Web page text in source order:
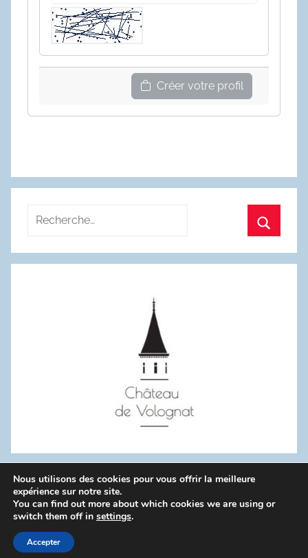
Créer votre profil
Recherche
:
WordPress Theme: Donovan by ThemeZee.
Politique de confidentialité
Nous utilisons des cookies pour vous offrir la meilleure
expérience sur notre site.
You can find out more about which cookies we are using or
switch them off in settings.
Accepter